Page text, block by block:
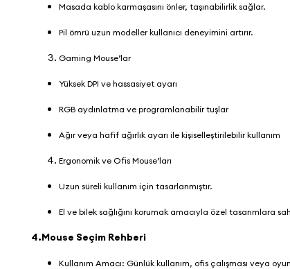
Masada kablo karmaşasını önler, taşınabilirlik sağlar.
Pil ömrü uzun modeller kullanıcı deneyimini artırır.
Gaming Mouse’lar
Yüksek DPI ve hassasiyet ayarı
RGB aydınlatma ve programlanabilir tuşlar
Ağır veya hafif ağırlık ayarı ile kişiselleştirilebilir kullanım
Ergonomik ve Ofis Mouse’ları
Uzun süreli kullanım için tasarlanmıştır.
El ve bilek sağlığını korumak amacıyla özel tasarımlara
4.Mouse Seçim Rehberi
Kullanım Amacı: Günlük kullanım, ofis çalışması veya